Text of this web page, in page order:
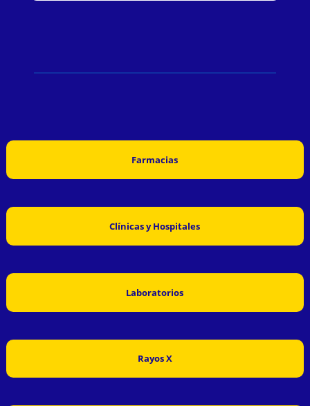
Farmacias
Clínicas y Hospitales
Laboratorios
Rayos X